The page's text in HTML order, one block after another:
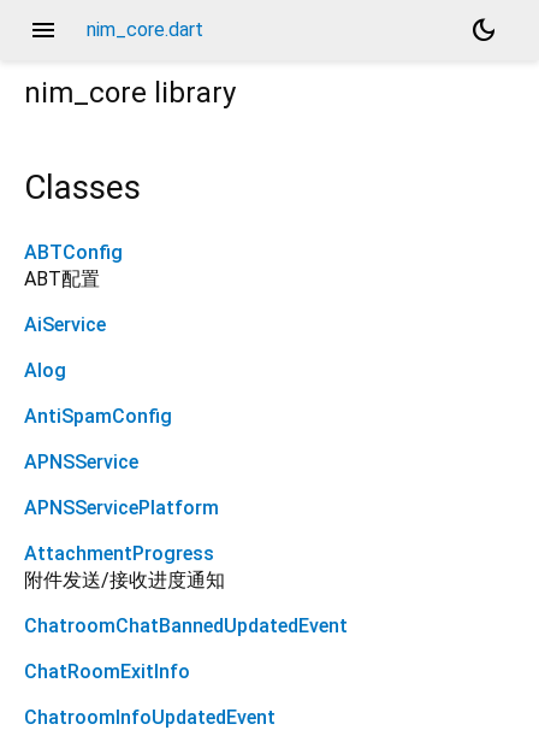
menu nim_core.dart
dark_mode
nim_core library
Classes
ABTConfig
ABT配置
AiService
Alog
AntiSpamConfig
APNSService
APNSServicePlatform
AttachmentProgress
附件发送/接收进度通知
ChatroomChatBannedUpdatedEvent
ChatRoomExitInfo
ChatroomInfoUpdatedEvent